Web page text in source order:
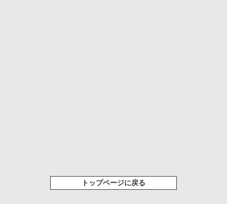
トップページに戻る